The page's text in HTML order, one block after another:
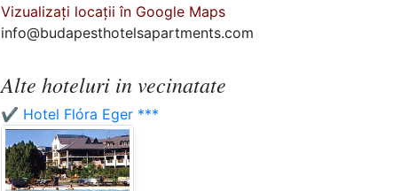
Vizualizați locații în Google Maps
info@budapesthotelsapartments.com
Alte hoteluri in vecinatate
✔️ Hotel Flóra Eger ***